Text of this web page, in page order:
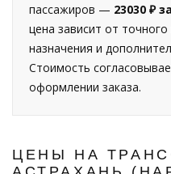
пассажиров — 23030 ₽
цена зависит от
назначения и
Стоимость
оформлении заказа.
ЦЕНЫ НА